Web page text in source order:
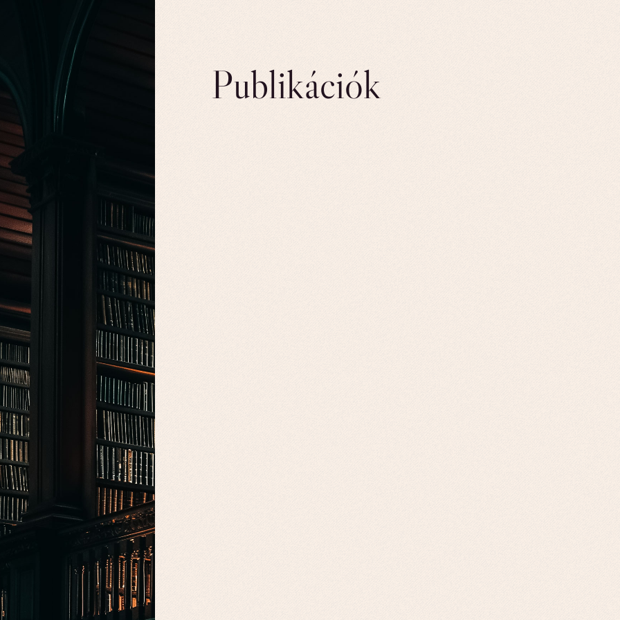
Publikációk